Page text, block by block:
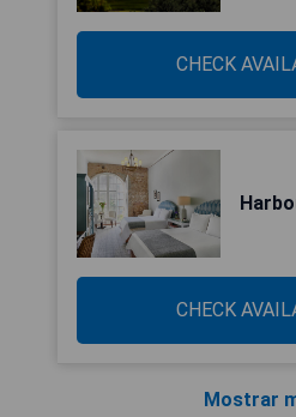
CHECK
CHECK
Mostrar